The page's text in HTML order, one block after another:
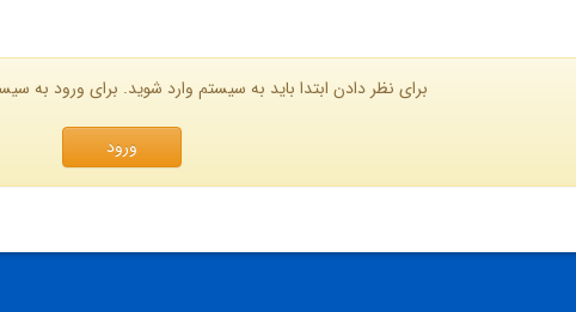
برای نظر دادن ابتدا باید به سیستم وارد شوید. برای ورود به
ورود